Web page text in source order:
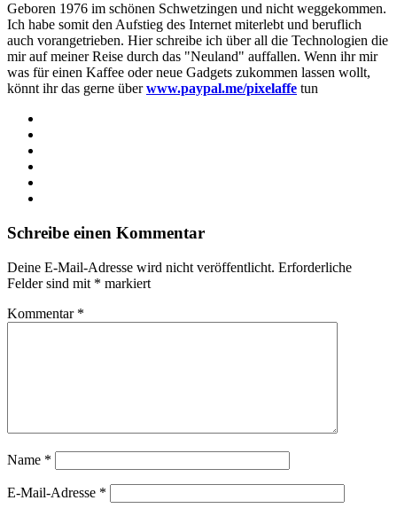
Geboren 1976 im schönen Schwetzingen und nicht weggekommen.
Ich habe somit den Aufstieg des Internet miterlebt und beruflich
auch vorangetrieben. Hier schreibe ich über all die Technologien die
mir auf meiner Reise durch das "Neuland" auffallen. Wenn ihr mir
was für einen Kaffee oder neue Gadgets zukommen lassen wollt,
könnt ihr das gerne überwww.paypal.me/pixelaffe tun
Schreibe einen Kommentar
Deine E-Mail-Adresse wird nicht veröffentlicht. Erforderliche
Felder sind mit * markiert
Kommentar *
Name *
E-Mail-Adresse *